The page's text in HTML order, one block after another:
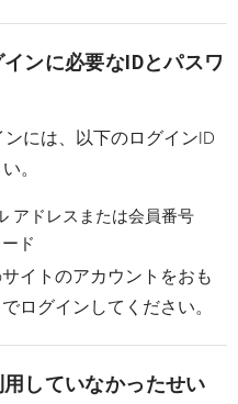
ンに必要なIDとパスワ
には、以下のログインID
。
アドレスまたは会員番号
ド
イトのアカウントをおも
ログインしてください。
していなかったせい